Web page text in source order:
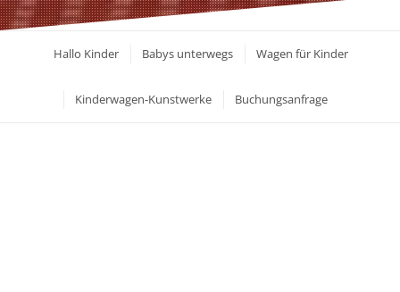
Hallo Kinder Babys unterwegs Wagen für Kinder
Kinderwagen-Kunstwerke Buchungsanfrage